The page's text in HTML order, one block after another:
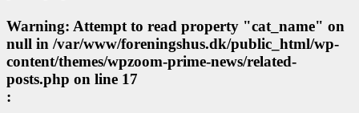
Warning: Attempt to read property "cat_name" on
null in /var/www/foreningshus.dk/public_html/wp-
content/themes/wpzoom-prime-news/related-
posts.php on line 17
: